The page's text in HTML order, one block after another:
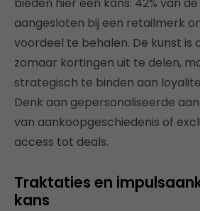
aangesloten bij een retailmerk
voordeel te behalen. De kunst is
zomaar kortingen uit te delen,
strategisch te binden aan
Denk aan gepersonaliseerde
van aankoopgeschiedenis of
access tot deals.
Traktaties en
kans